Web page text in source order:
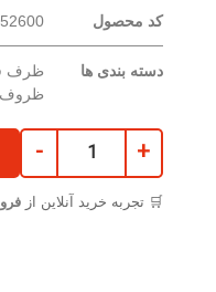
کد محصول
دسته بندی ها ظرف
ظروف
+
-
🛒 تجربه خرید آنلاین از